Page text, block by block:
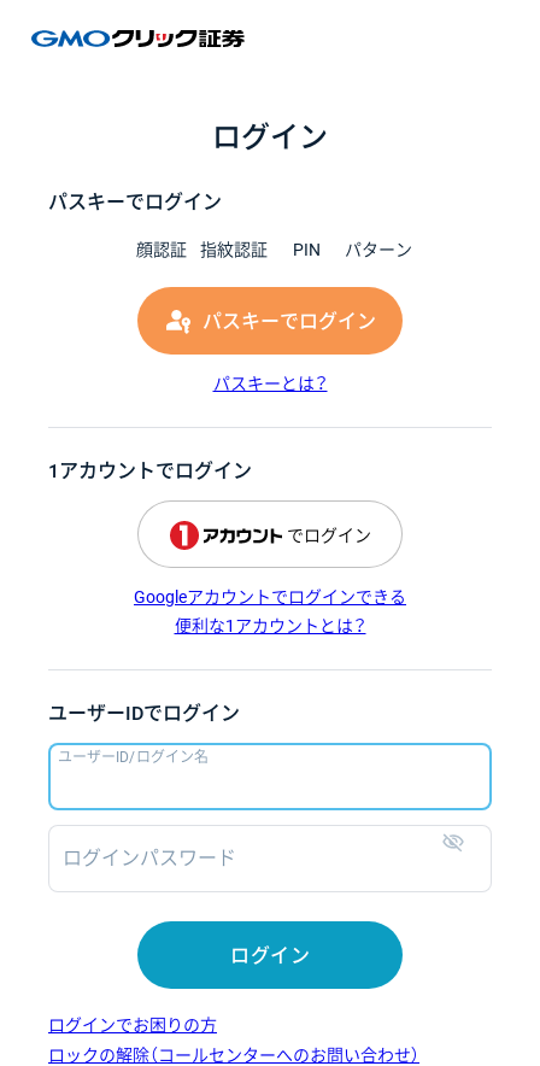
ログイン
パスキーでログイン
顔認証 指紋認証 PIN パターン
パスキーでログイン
パスキーとは？
1アカウントでログイン
でログイン
Googleアカウントでログインできる
便利な1アカウントとは？
ユーザーIDでログイン
ユーザーID/ログイン名
ログインパスワード
ログイン
ログインでお困りの方
ロックの解除（コールセンターへのお問い合わせ）